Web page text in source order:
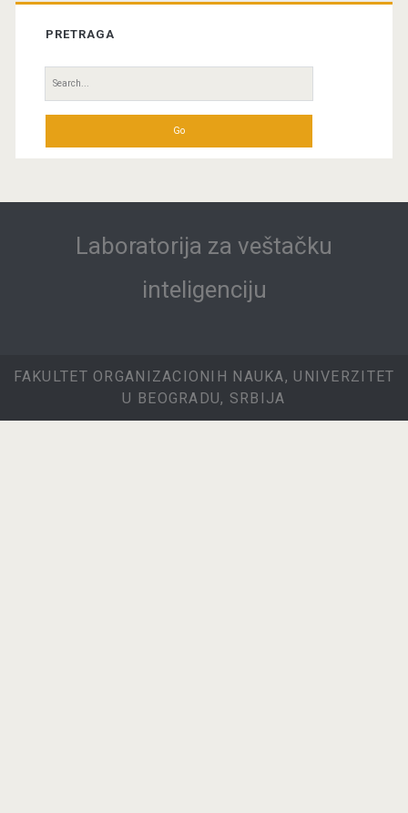
PRETRAGA
Search
for:
Laboratorija za veštačku
inteligenciju
FAKULTET ORGANIZACIONIH NAUKA, UNIVERZITET
U BEOGRADU, SRBIJA